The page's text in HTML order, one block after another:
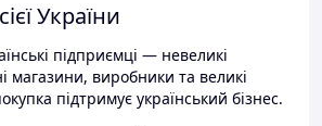
України
підприємці — невеликі
магазини, виробники та великі
підтримує український бізнес.